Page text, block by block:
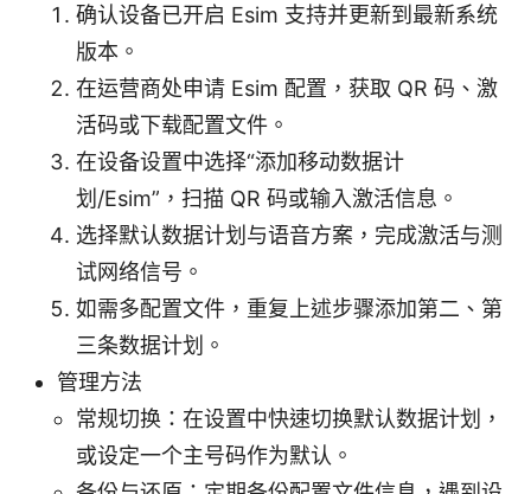
确认设备已开启 Esim 支持并更新到最新系统
版本。
在运营商处申请 Esim 配置，获取 QR 码、激
活码或下载配置文件。
在设备设置中选择“添加移动数据计
划/Esim”，扫描 QR 码或输入激活信息。
选择默认数据计划与语音方案，完成激活与测
试网络信号。
如需多配置文件，重复上述步骤添加第二、第
三条数据计划。
管理方法
常规切换：在设置中快速切换默认数据计划，
或设定一个主号码作为默认。